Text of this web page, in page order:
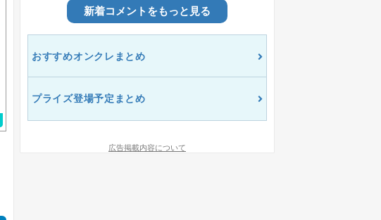
新着コメントをもっと見る
おすすめオンクレまとめ
プライズ登場予定まとめ
広告掲載内容について